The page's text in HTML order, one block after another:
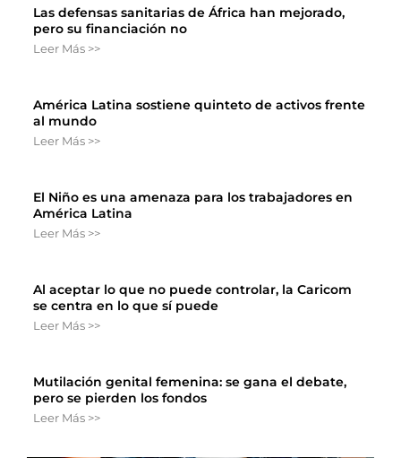
Las defensas sanitarias de África han mejorado,
pero su financiación no
Leer Más >>
América Latina sostiene quinteto de activos frente
al mundo
Leer Más >>
El Niño es una amenaza para los trabajadores en
América Latina
Leer Más >>
Al aceptar lo que no puede controlar, la Caricom
se centra en lo que sí puede
Leer Más >>
Mutilación genital femenina: se gana el debate,
pero se pierden los fondos
Leer Más >>